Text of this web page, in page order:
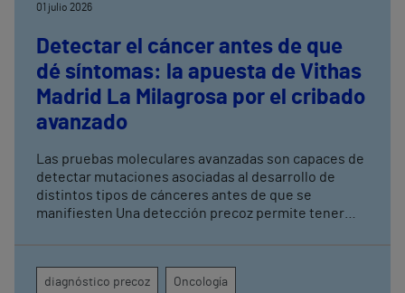
01 julio 2026
Detectar el cáncer antes de que
dé síntomas: la apuesta de Vithas
Madrid La Milagrosa por el cribado
avanzado
Las pruebas moleculares avanzadas son capaces de
detectar mutaciones asociadas al desarrollo de
distintos tipos de cánceres antes de que se
manifiesten Una detección precoz permite tener
agresivos
diagnóstico precoz Oncología